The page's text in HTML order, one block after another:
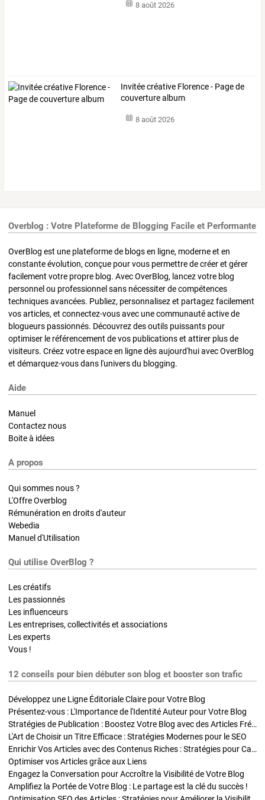
8 août 2026
Invitée créative Florence - Page de
couverture album
8 août 2026
Overblog : Votre Plateforme de Blogging Facile et Performante
OverBlog est une plateforme de blogs en ligne, moderne et en
constante évolution, conçue pour vous permettre de créer et gérer
facilement votre propre blog. Avec OverBlog, lancez votre blog
personnel ou professionnel sans nécessiter de compétences
techniques avancées. Publiez, personnalisez et partagez facilement
vos articles, et connectez-vous avec une communauté active de
blogueurs passionnés. Découvrez des outils puissants pour
optimiser le référencement de vos publications et attirer plus de
visiteurs. Créez votre espace en ligne dès aujourd'hui avec OverBlog
et démarquez-vous dans l'univers du blogging.
Aide
Manuel
Contactez nous
Boite à idées
A propos
Qui sommes nous ?
L'Offre Overblog
Rémunération en droits d'auteur
Webedia
Manuel d'Utilisation
Qui utilise OverBlog ?
Les créatifs
Les passionnés
Les influenceurs
Les entreprises, collectivités et associations
Les experts
Vous !
12 conseils pour bien débuter son blog et booster son trafic
Développez une Ligne Éditoriale Claire pour Votre Blog
Présentez-vous : L'Importance de l'Identité Auteur pour Votre Blog
Stratégies de Publication : Boostez Votre Blog avec des Articles Fréquents et Exclusifs
L'Art de Choisir un Titre Efficace : Stratégies Modernes pour le SEO
Enrichir Vos Articles avec des Contenus Riches : Stratégies pour Captiver et Optimiser
Optimiser vos Articles grâce aux Liens
Engagez la Conversation pour Accroître la Visibilité de Votre Blog
Amplifiez la Portée de Votre Blog : Le partage est la clé du succès !